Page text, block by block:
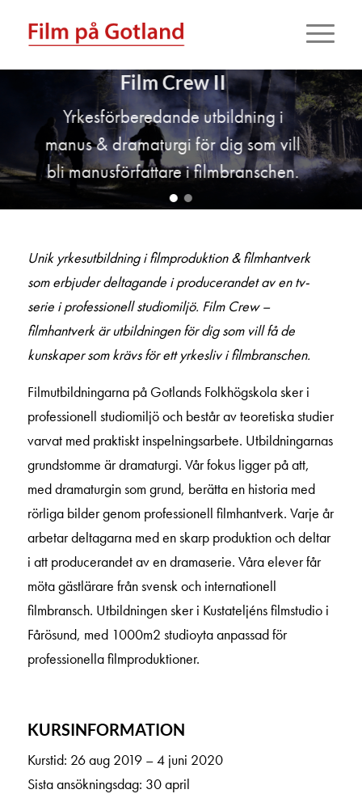
Film Crew II
Yrkesförberedande utbildning i
manus & dramaturgi för dig som vill
bli manusförfattare i filmbranschen.
Unik yrkesutbildning i filmproduktion & filmhantverk
som erbjuder deltagande i producerandet av en tv-
serie i professionell studiomiljö. Film Crew –
filmhantverk är utbildningen för dig som vill få de
kunskaper som krävs för ett yrkesliv i filmbranschen.
Filmutbildningarna på Gotlands Folkhögskola sker i
professionell studiomiljö och består av teoretiska studier
varvat med praktiskt inspelningsarbete. Utbildningarnas
grundstomme är dramaturgi. Vår fokus ligger på att,
med dramaturgin som grund, berätta en historia med
rörliga bilder genom professionell filmhantverk. Varje år
arbetar deltagarna med en skarp produktion och deltar
i att producerandet av en dramaserie. Våra elever får
möta gästlärare från svensk och internationell
filmbransch. Utbildningen sker i Kustateljéns filmstudio i
Fårösund, med 1000m2 studioyta anpassad för
professionella filmproduktioner.
KURSINFORMATION
Kurstid: 26 aug 2019 – 4 juni 2020
Sista ansökningsdag: 30 april